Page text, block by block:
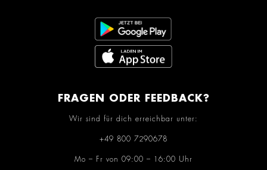
FRAGEN ODER FEEDBACK?
Wir sind für dich erreichbar unter:
+49 800 7290678
Mo – Fr von 09:00 – 16:00 Uhr